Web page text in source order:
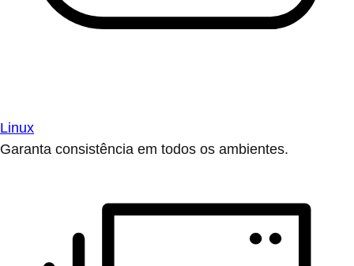
Linux
Garanta consistência em todos os ambientes.